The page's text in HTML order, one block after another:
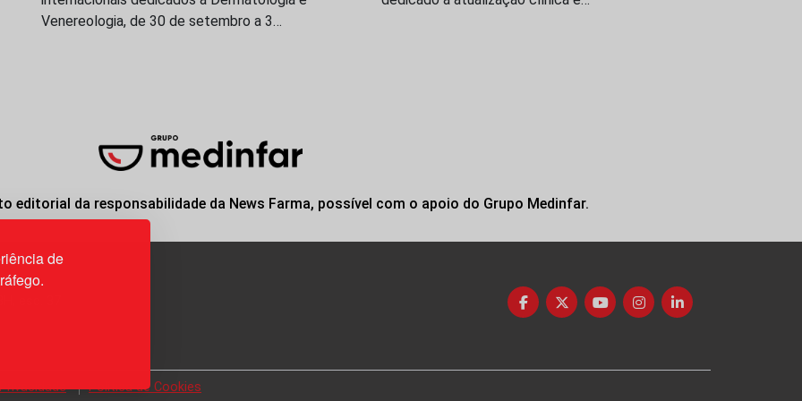
de
Venereologia, de 30 de setembro a 3…
editorial da responsabilidade da News Farma, possível com o apoio do Grupo Medinfar.
Política de Cookies